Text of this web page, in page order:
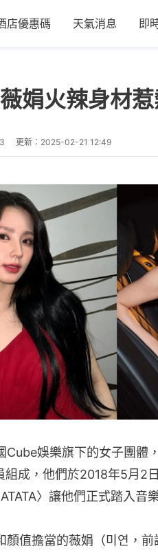
店優惠碼 天氣消息 即
娟火辣身材
更新： 2025-02-21 12:49
Cube娛樂旗下的女子團體
組成，他們於2018年5月2
〉讓他們正式踏入音
顏值擔當的薇娟（미연，